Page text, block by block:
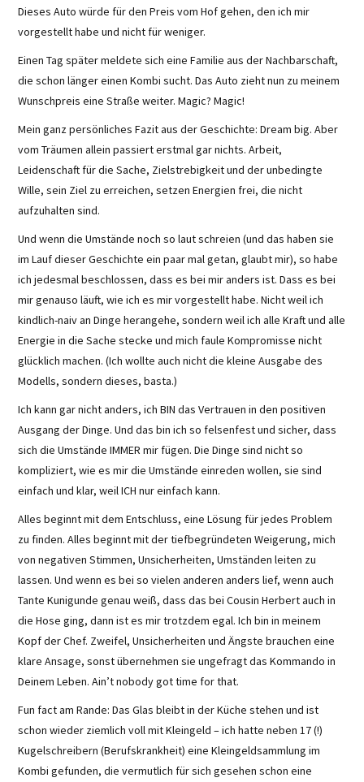
Dieses Auto würde für den Preis vom Hof gehen, den ich mir
vorgestellt habe und nicht für weniger.
Einen Tag später meldete sich eine Familie aus der Nachbarschaft,
die schon länger einen Kombi sucht. Das Auto zieht nun zu meinem
Wunschpreis eine Straße weiter. Magic? Magic!
Mein ganz persönliches Fazit aus der Geschichte: Dream big. Aber
vom Träumen allein passiert erstmal gar nichts. Arbeit,
Leidenschaft für die Sache, Zielstrebigkeit und der unbedingte
Wille, sein Ziel zu erreichen, setzen Energien frei, die nicht
aufzuhalten sind.
Und wenn die Umstände noch so laut schreien (und das haben sie
im Lauf dieser Geschichte ein paar mal getan, glaubt mir), so habe
ich jedesmal beschlossen, dass es bei mir anders ist. Dass es bei
mir genauso läuft, wie ich es mir vorgestellt habe. Nicht weil ich
kindlich-naiv an Dinge herangehe, sondern weil ich alle Kraft und alle
Energie in die Sache stecke und mich faule Kompromisse nicht
glücklich machen. (Ich wollte auch nicht die kleine Ausgabe des
Modells, sondern dieses, basta.)
Ich kann gar nicht anders, ich BIN das Vertrauen in den positiven
Ausgang der Dinge. Und das bin ich so felsenfest und sicher, dass
sich die Umstände IMMER mir fügen. Die Dinge sind nicht so
kompliziert, wie es mir die Umstände einreden wollen, sie sind
einfach und klar, weil ICH nur einfach kann.
Alles beginnt mit dem Entschluss, eine Lösung für jedes Problem
zu finden. Alles beginnt mit der tiefbegründeten Weigerung, mich
von negativen Stimmen, Unsicherheiten, Umständen leiten zu
lassen. Und wenn es bei so vielen anderen anders lief, wenn auch
Tante Kunigunde genau weiß, dass das bei Cousin Herbert auch in
die Hose ging, dann ist es mir trotzdem egal. Ich bin in meinem
Kopf der Chef. Zweifel, Unsicherheiten und Ängste brauchen eine
klare Ansage, sonst übernehmen sie ungefragt das Kommando in
Deinem Leben. Ain’t nobody got time for that.
Fun fact am Rande: Das Glas bleibt in der Küche stehen und ist
schon wieder ziemlich voll mit Kleingeld – ich hatte neben 17 (!)
Kugelschreibern (Berufskrankheit) eine Kleingeldsammlung im
Kombi gefunden, die vermutlich für sich gesehen schon eine